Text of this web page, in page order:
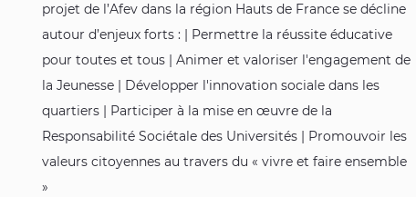
projet de l’Afev dans la région Hauts de France se décline
autour d’enjeux forts : | Permettre la réussite éducative
pour toutes et tous | Animer et valoriser l'engagement de
la Jeunesse | Développer l'innovation sociale dans les
quartiers | Participer à la mise en œuvre de la
Responsabilité Sociétale des Universités | Promouvoir les
valeurs citoyennes au travers du « vivre et faire ensemble
»